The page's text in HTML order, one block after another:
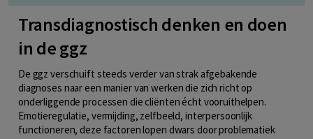
Transdiagnostisch denken en doen
in de ggz
De ggz verschuift steeds verder van strak afgebakende
diagnoses naar een manier van werken die zich richt op
onderliggende processen die cliënten écht vooruithelpen.
Emotieregulatie, vermijding, zelfbeeld, interpersoonlijk
functioneren, deze factoren lopen dwars door problematiek